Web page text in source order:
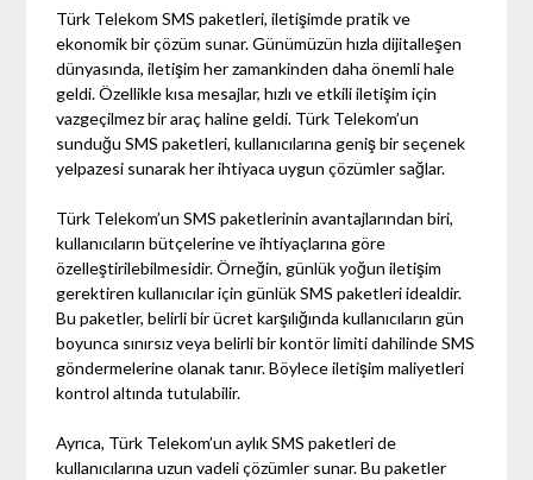
Türk Telekom SMS paketleri, iletişimde pratik ve
ekonomik bir çözüm sunar. Günümüzün hızla dijitalleşen
dünyasında, iletişim her zamankinden daha önemli hale
geldi. Özellikle kısa mesajlar, hızlı ve etkili iletişim için
vazgeçilmez bir araç haline geldi. Türk Telekom’un
sunduğu SMS paketleri, kullanıcılarına geniş bir seçenek
yelpazesi sunarak her ihtiyaca uygun çözümler sağlar.
Türk Telekom’un SMS paketlerinin avantajlarından biri,
kullanıcıların bütçelerine ve ihtiyaçlarına göre
özelleştirilebilmesidir. Örneğin, günlük yoğun iletişim
gerektiren kullanıcılar için günlük SMS paketleri idealdir.
Bu paketler, belirli bir ücret karşılığında kullanıcıların gün
boyunca sınırsız veya belirli bir kontör limiti dahilinde SMS
göndermelerine olanak tanır. Böylece iletişim maliyetleri
kontrol altında tutulabilir.
Ayrıca, Türk Telekom’un aylık SMS paketleri de
kullanıcılarına uzun vadeli çözümler sunar. Bu paketler